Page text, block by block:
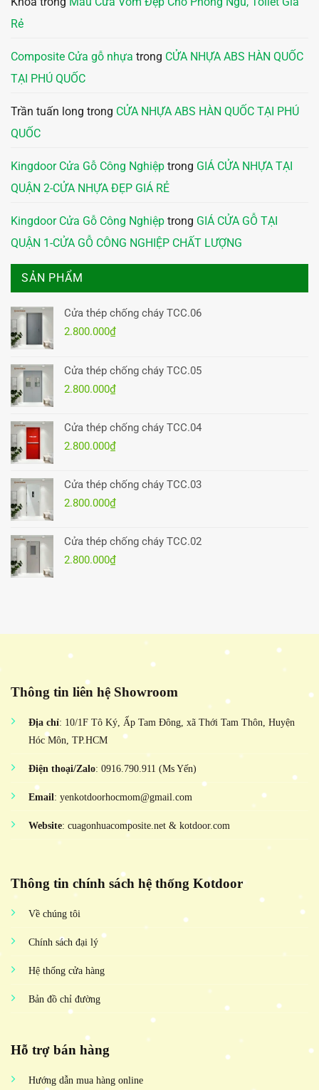
Rẻ
Composite Cửa gỗ nhựa trong CỬA NHỰA ABS HÀN QUỐC
TẠI PHÚ QUỐC
Trần tuấn long trong CỬA NHỰA ABS HÀN QUỐC TẠI PHÚ
QUỐC
Kingdoor Cửa Gỗ Công Nghiệp trong GIÁ CỬA NHỰA TẠI
QUẬN 2-CỬA NHỰA ĐẸP GIÁ RẺ
Kingdoor Cửa Gỗ Công Nghiệp trong GIÁ CỬA GỖ TẠI
QUẬN 1-CỬA GỖ CÔNG NGHIỆP CHẤT LƯỢNG
SẢN PHẨM
Cửa thép chống cháy TCC.06
2.800.000₫
Cửa thép chống cháy TCC.05
2.800.000₫
Cửa thép chống cháy TCC.04
2.800.000₫
Cửa thép chống cháy TCC.03
2.800.000₫
Cửa thép chống cháy TCC.02
2.800.000₫
Thông tin liên hệ Showroom
Địa chỉ: 10/1F Tô Ký, Ấp Tam Đông, xã Thới Tam Thôn, Huyện
Hóc Môn, TP.HCM
Điện thoại/Zalo: 0916.790.911 (Ms Yến)
Email: yenkotdoorhocmom@gmail.com
Website: cuagonhuacomposite.net & kotdoor.com
Thông tin chính sách hệ thống Kotdoor
Về chúng tôi
Chính sách đại lý
Hệ thống cửa hàng
Bản đồ chỉ đường
Hỗ trợ bán hàng
Hướng dẫn mua hàng online